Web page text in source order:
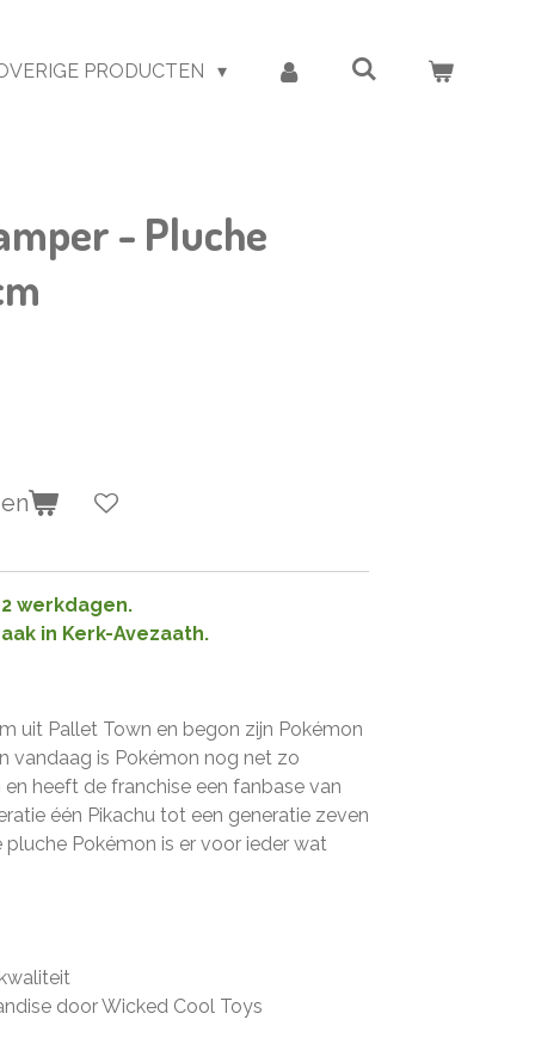
PRODUCTEN
- Pluche
werkdagen.
in Kerk-Avezaath.
uit Pallet Town en begon zijn Pokémon
vandaag is Pokémon nog net zo
heeft de franchise een fanbase van
één Pikachu tot een generatie zeven
Pokémon is er voor ieder wat
door Wicked Cool Toys